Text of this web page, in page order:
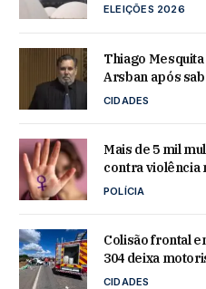
ELEIÇÕES 2026
Thiago
Arsban após
CIDADES
Mais de 5 mil
contra violência
POLÍCIA
Colisão frontal
304 deixa
CIDADES